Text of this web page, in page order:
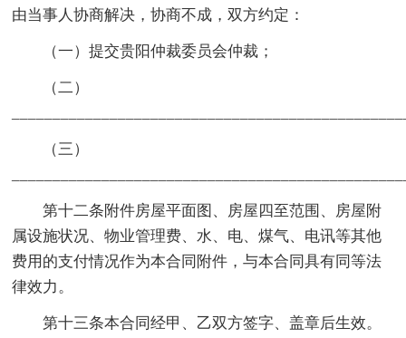
由当事人协商解决，协商不成，双方约定：
（一）提交贵阳仲裁委员会仲裁；
（二）
（三）
第十二条附件房屋平面图、房屋四至范围、房屋附
属设施状况、物业管理费、水、电、煤气、电讯等其他
费用的支付情况作为本合同附件，与本合同具有同等法
律效力。
第十三条本合同经甲、乙双方签字、盖章后生效。